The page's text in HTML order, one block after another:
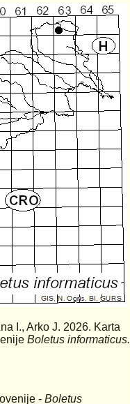
I., Arko J. 2026. Karta
Boletus informaticus.
- Boletus